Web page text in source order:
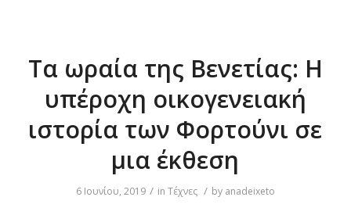
Τα ωραία της Βενετίας: Η
υπέροχη οικογενειακή
ιστορία των Φορτούνι σε
μια έκθεση
6 Ιουνίου, 2019 / in Τέχνες / by anadeixeto